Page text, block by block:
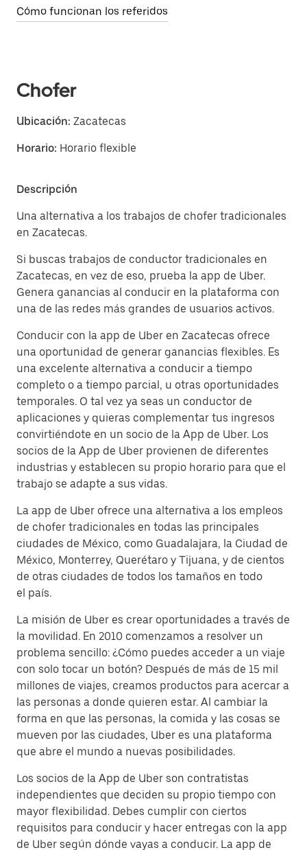
Cómo funcionan los referidos
Chofer
Ubicación: Zacatecas
Horario: Horario flexible
Descripción
Una alternativa a los trabajos de chofer tradicionales
en Zacatecas.
Si buscas trabajos de conductor tradicionales en
Zacatecas, en vez de eso, prueba la app de Uber.
Genera ganancias al conducir en la plataforma con
una de las redes más grandes de usuarios activos.
Conducir con la app de Uber en Zacatecas ofrece
una oportunidad de generar ganancias flexibles. Es
una excelente alternativa a conducir a tiempo
completo o a tiempo parcial, u otras oportunidades
temporales. O tal vez ya seas un conductor de
aplicaciones y quieras complementar tus ingresos
convirtiéndote en un socio de la App de Uber. Los
socios de la App de Uber provienen de diferentes
industrias y establecen su propio horario para que el
trabajo se adapte a sus vidas.
La app de Uber ofrece una alternativa a los empleos
de chofer tradicionales en todas las principales
ciudades de México, como Guadalajara, la Ciudad de
México, Monterrey, Querétaro y Tijuana, y de cientos
de otras ciudades de todos los tamaños en todo
el país.
La misión de Uber es crear oportunidades a través de
la movilidad. En 2010 comenzamos a resolver un
problema sencillo: ¿Cómo puedes acceder a un viaje
con solo tocar un botón? Después de más de 15 mil
millones de viajes, creamos productos para acercar a
las personas a donde quieren estar. Al cambiar la
forma en que las personas, la comida y las cosas se
mueven por las ciudades, Uber es una plataforma
que abre el mundo a nuevas posibilidades.
Los socios de la App de Uber son contratistas
independientes que deciden su propio tiempo con
mayor flexibilidad. Debes cumplir con ciertos
requisitos para conducir y hacer entregas con la app
de Uber según dónde vayas a conducir. La app de